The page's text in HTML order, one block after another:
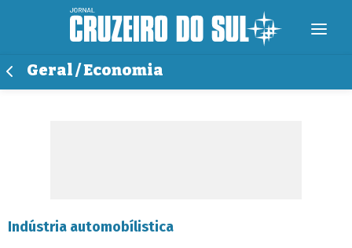
Geral / Economia
Indústria automobílistica